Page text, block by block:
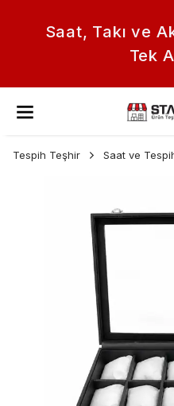
Saat, Takı ve
Tek
Tespih Teşhir Saat ve